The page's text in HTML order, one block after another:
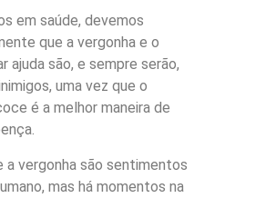
em saúde, devemos
que a vergonha e o
ajuda são, e sempre serão,
uma vez que o
é a melhor maneira de
a vergonha são sentimentos
mas há momentos na